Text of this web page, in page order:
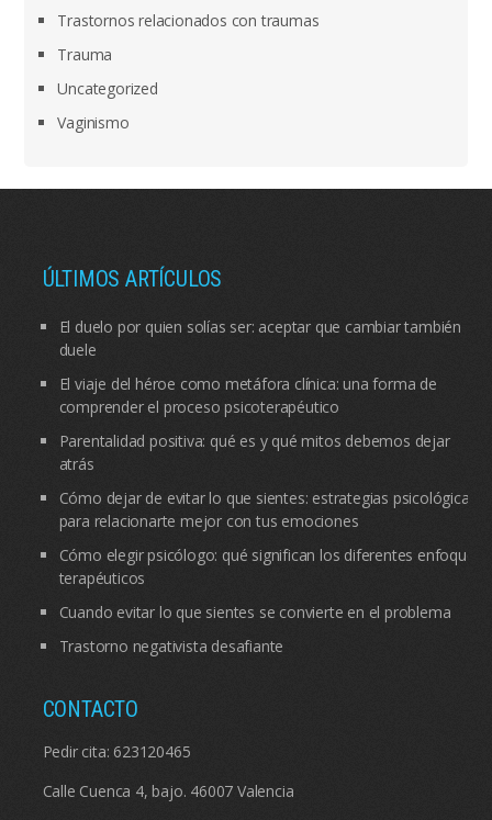
Trastornos relacionados con traumas
Trauma
Uncategorized
Vaginismo
ÚLTIMOS ARTÍCULOS
El duelo por quien solías ser: aceptar que cambiar también
duele
El viaje del héroe como metáfora clínica: una forma de
comprender el proceso psicoterapéutico
Parentalidad positiva: qué es y qué mitos debemos dejar
atrás
Cómo dejar de evitar lo que sientes: estrategias psicológicas
para relacionarte mejor con tus emociones
Cómo elegir psicólogo: qué significan los diferentes enfoques
terapéuticos
Cuando evitar lo que sientes se convierte en el problema
Trastorno negativista desafiante
CONTACTO
Pedir cita: 623120465
Calle Cuenca 4, bajo. 46007 Valencia